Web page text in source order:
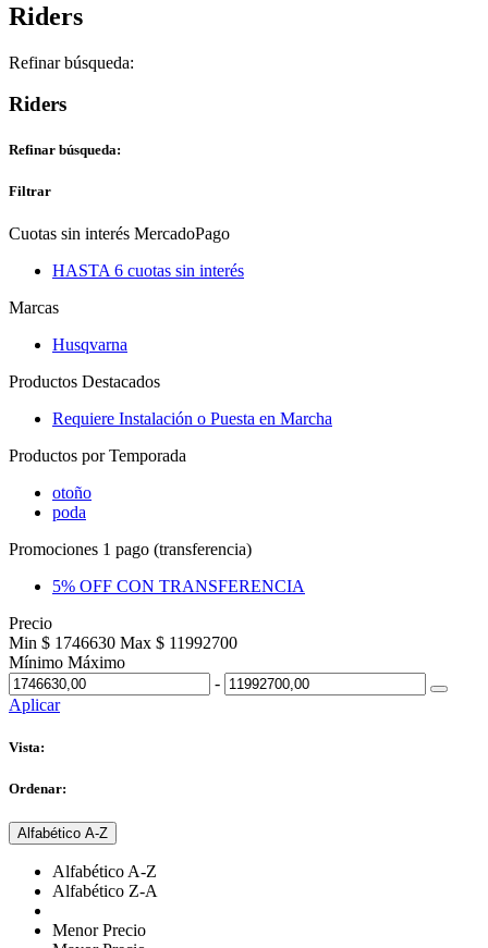
Riders
Refinar búsqueda:
Riders
Refinar búsqueda:
Filtrar
Cuotas sin interés MercadoPago
HASTA 6 cuotas sin interés
Marcas
Husqvarna
Productos Destacados
Requiere Instalación o Puesta en Marcha
Productos por Temporada
otoño
poda
Promociones 1 pago (transferencia)
5% OFF CON TRANSFERENCIA
Precio
Min $ 1746630 Max $ 11992700
Mínimo Máximo
-
Aplicar
Vista:
Ordenar:
Alfabético A-Z
Alfabético A-Z
Alfabético Z-A
Menor Precio